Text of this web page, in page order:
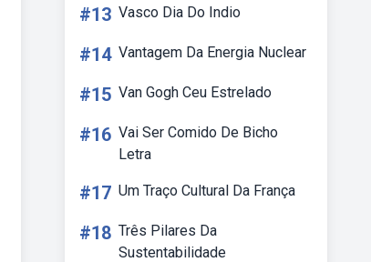
#13 Vasco Dia Do Indio
#14 Vantagem Da Energia Nuclear
#15 Van Gogh Ceu Estrelado
#16 Vai Ser Comido De Bicho
Letra
#17 Um Traço Cultural Da França
#18 Três Pilares Da
Sustentabilidade